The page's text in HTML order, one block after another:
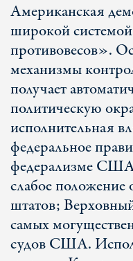
Американская
широкой
противовесов».
механизмы
получает
политическую
исполнительная
федеральное
федерализме США
слабое положение
штатов;
самых
судов США.